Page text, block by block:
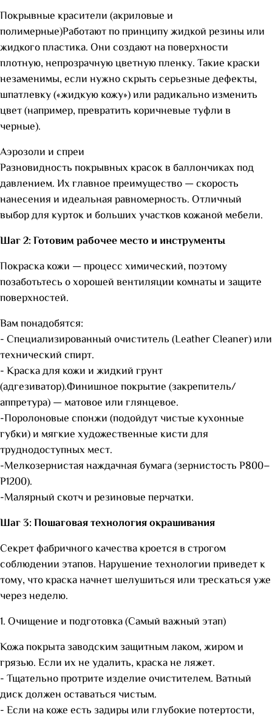
Покрывные красители (акриловые и
полимерные)Работают по принципу жидкой резины или
жидкого пластика. Они создают на поверхности
плотную, непрозрачную цветную пленку. Такие краски
незаменимы, если нужно скрыть серьезные дефекты,
шпатлевку («жидкую кожу») или радикально изменить
цвет (например, превратить коричневые туфли в
черные).
Аэрозоли и спреи
Разновидность покрывных красок в баллончиках под
давлением. Их главное преимущество — скорость
нанесения и идеальная равномерность. Отличный
выбор для курток и больших участков кожаной мебели.
Шаг 2: Готовим рабочее место и инструменты
Покраска кожи — процесс химический, поэтому
позаботьтесь о хорошей вентиляции комнаты и защите
поверхностей.
Вам понадобятся:
- Специализированный очиститель (Leather Cleaner) или
технический спирт.
- Краска для кожи и жидкий грунт
(адгезиватор).Финишное покрытие (закрепитель/
аппретура) — матовое или глянцевое.
-Поролоновые спонжи (подойдут чистые кухонные
губки) и мягкие художественные кисти для
труднодоступных мест.
-Мелкозернистая наждачная бумага (зернистость P800–
P1200).
-Малярный скотч и резиновые перчатки.
Шаг 3: Пошаговая технология окрашивания
Секрет фабричного качества кроется в строгом
соблюдении этапов. Нарушение технологии приведет к
тому, что краска начнет шелушиться или трескаться уже
через неделю.
1. Очищение и подготовка (Самый важный этап)
Кожа покрыта заводским защитным лаком, жиром и
грязью. Если их не удалить, краска не ляжет.
- Тщательно протрите изделие очистителем. Ватный
диск должен оставаться чистым.
- Если на коже есть задиры или глубокие потертости,